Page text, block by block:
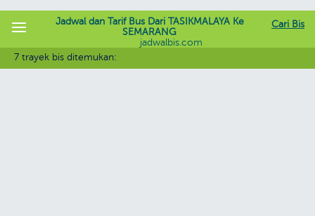
Cari Bis
Jadwal dan Tarif Bus Dari TASIKMALAYA Ke
SEMARANG
jadwalbis.com
7 trayek bis ditemukan: